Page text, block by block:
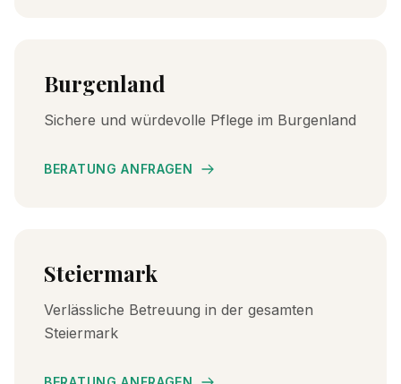
Burgenland
Sichere und würdevolle Pflege im Burgenland
BERATUNG ANFRAGEN
Steiermark
Verlässliche Betreuung in der gesamten
Steiermark